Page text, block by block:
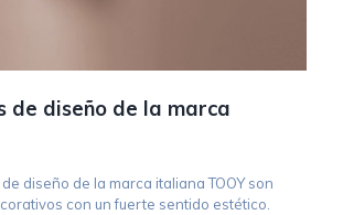
de diseño de la marca
diseño de la marca italiana TOOY son
con un fuerte sentido estético.